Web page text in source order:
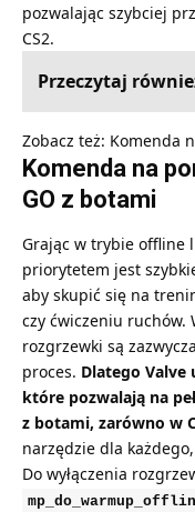
pozwalając szybciej
CS2.
Przeczytaj
Zobacz też: Komenda
Komenda na
GO z botami
Grając w trybie offline
priorytetem jest
aby skupić się na
czy ćwiczeniu ruchów.
rozgrzewki są
proces. Dlatego Valve
które pozwalają na
z botami, zarówno w
narzędzie dla
Do wyłączenia